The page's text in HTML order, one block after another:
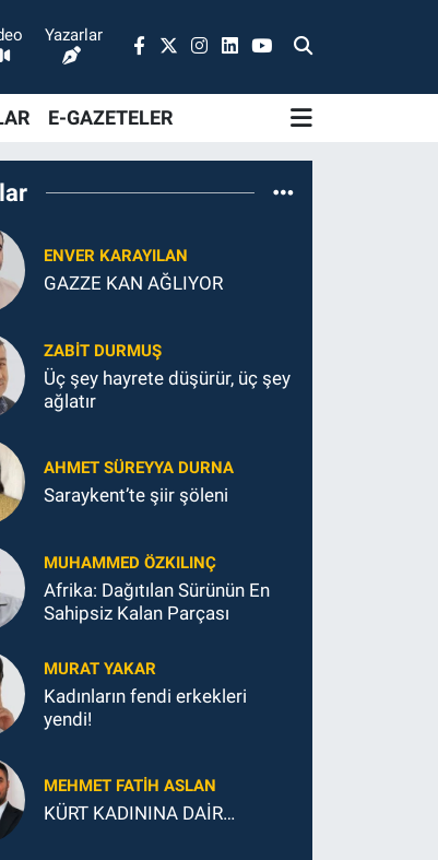
Yazarlar
E-GAZETELER
ENVER KARAYILAN
GAZZE KAN AĞLIYOR
ZABIT DURMUŞ
Üç şey hayrete düşürür, üç şey
ağlatır
AHMET SÜREYYA DURNA
Saraykent’te şiir şöleni
MUHAMMED ÖZKILINÇ
Afrika: Dağıtılan Sürünün En
Sahipsiz Kalan Parçası
MURAT YAKAR
Kadınların fendi erkekleri
yendi!
MEHMET FATIH ASLAN
KÜRT KADININA DAİR…